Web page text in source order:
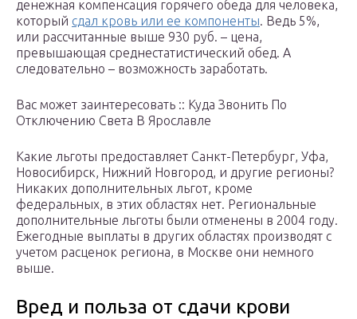
денежная компенсация горячего обеда для человека,
который сдал кровь или ее компоненты. Ведь 5%,
или рассчитанные выше 930 руб. – цена,
превышающая среднестатистический обед. А
следовательно – возможность заработать.
Вас может заинтересовать :: Куда Звонить По
Отключению Света В Ярославле
Какие льготы предоставляет Санкт-Петербург, Уфа,
Новосибирск, Нижний Новгород, и другие регионы?
Никаких дополнительных льгот, кроме
федеральных, в этих областях нет. Региональные
дополнительные льготы были отменены в 2004 году.
Ежегодные выплаты в других областях производят с
учетом расценок региона, в Москве они немного
выше.
Вред и польза от сдачи крови